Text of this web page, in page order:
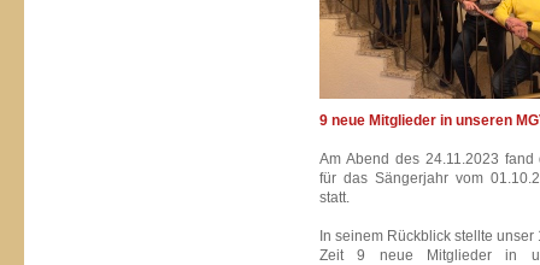
9 neue Mitglieder in unseren
Am Abend des 24.11.2023
für das Sängerjahr vom
statt.
In seinem Rückblick stellte
Zeit 9 neue Mitglieder in